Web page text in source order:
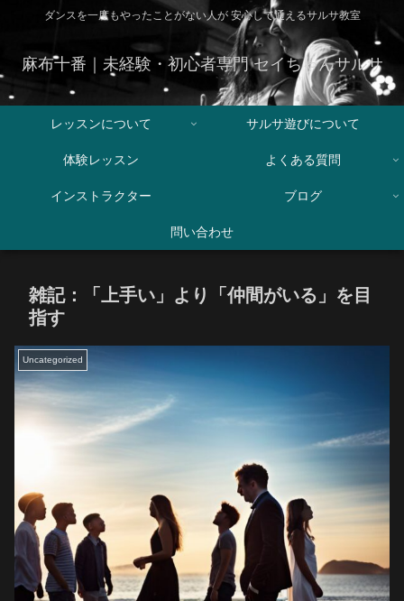
ダンスを一度もやったことがない人が 安心して通えるサルサ教室
麻布十番｜未経験・初心者専門 セイちゃんサルサ
レッスンについて サルサ遊びについて
体験レッスン よくある質問
インストラクター ブログ
問い合わせ
雑記：「上手い」より「仲間がいる」を目
指す
Uncategorized